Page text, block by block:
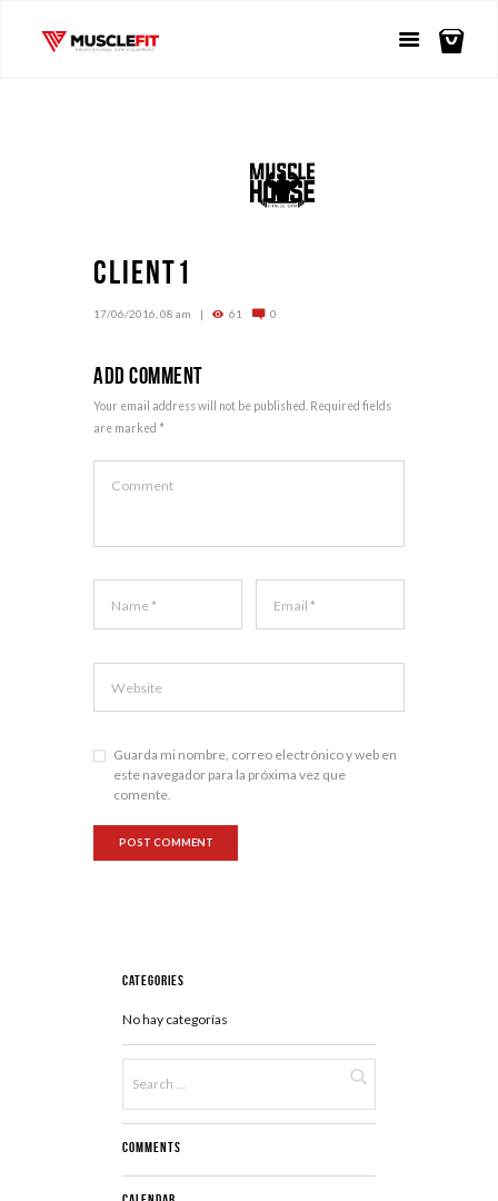
Client1
17/06/2016, 08 am 61 0
Add Comment
Your email address will not be published. Required fields
are marked *
Guarda mi nombre, correo electrónico y web en
este navegador para la próxima vez que
comente.
Categories
No hay categorías
Comments